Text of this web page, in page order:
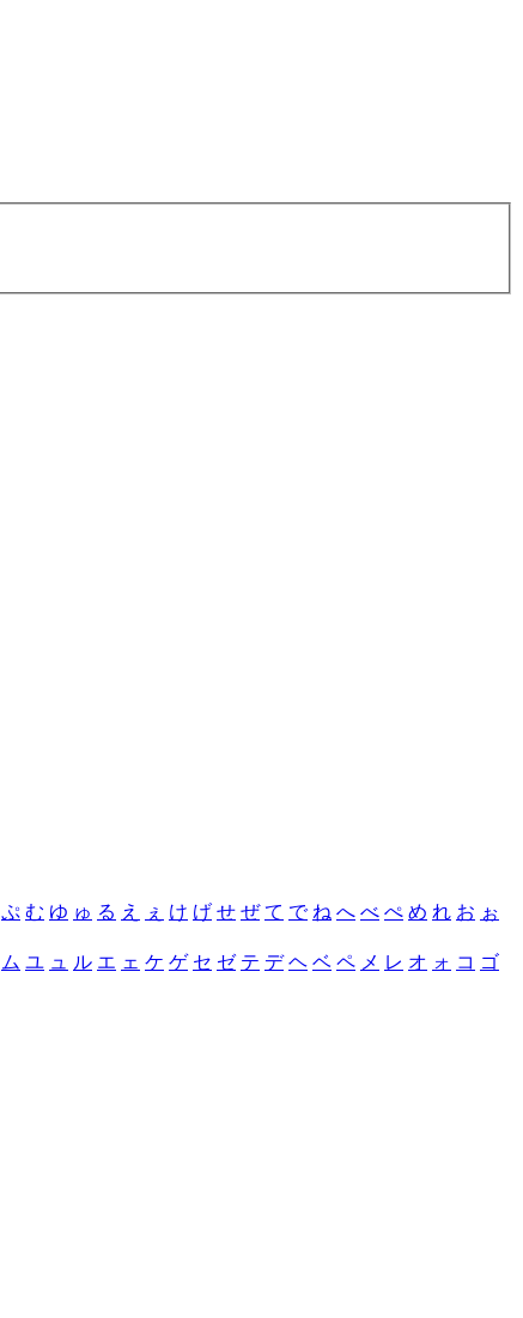
ぷ む ゆ ゅ る え ぇ け げ せ ぜ て で ね へ べ ぺ め れ お ぉ
ム ユ ュ ル エ ェ ケ ゲ セ ゼ テ デ ヘ ベ ペ メ レ オ ォ コ ゴ